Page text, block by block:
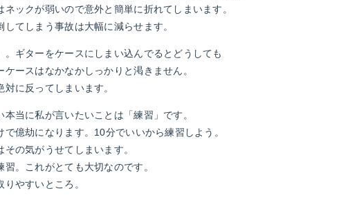
ックが弱いので意外と簡単に折れてしまいます。
てしまう事故は大幅に減らせます。
ギターをケースにしまい込んでるとどうしても
ースはなかなかしっかりと渇きません。
に反ってしまいます。
当に私が言いたいことは「練習」です。
億劫になります。10分でいいから練習しよう。
の気がうせてしまいます。
。これがとても大切なのです。
やすいところ。